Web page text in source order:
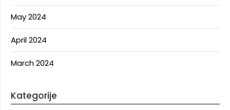
May 2024
April 2024
March 2024
Kategorije